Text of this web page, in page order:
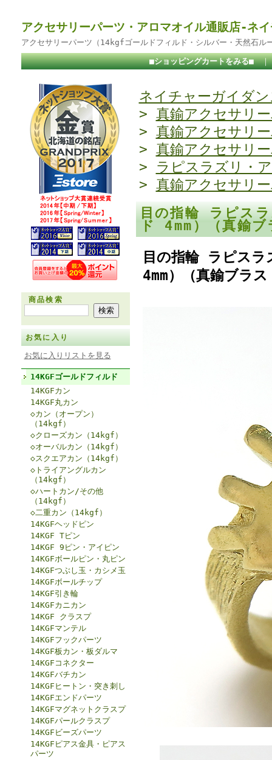
アクセサリーパーツ・アロマオイル通販店-ネ
アクセサリーパーツ（14kgfゴールドフィルド・シルバー・天然石ル
■ショッピングカートをみる■
商品検索
お気に入り
お気に入りリストを見る
14KGFゴールドフィルド
14KGFカン
14KGF丸カン
◇カン（オープン）
（14kgf）
◇クローズカン（14kgf）
◇オーバルカン（14kgf）
◇スクエアカン（14kgf）
◇トライアングルカン
（14kgf）
◇ハートカン/その他
（14kgf）
◇二重カン（14kgf）
14KGFヘッドピン
14KGF Tピン
14KGF 9ピン・アイピン
14KGFボールピン・丸ピン
14KGFつぶし玉・カシメ玉
14KGFボールチップ
14KGF引き輪
14KGFカニカン
14KGF クラスプ
14KGFマンテル
14KGFフックパーツ
14KGF板カン・板ダルマ
14KGFコネクター
14KGFバチカン
14KGFヒートン・突き刺し
14KGFエンドパーツ
14KGFマグネットクラスプ
14KGFパールクラスプ
14KGFビーズパーツ
14KGFピアス金具・ピアス
パーツ
ネイチャーガイダン
> 真鍮アクセサリ
> 真鍮アクセサリ
> 真鍮アクセサリ
> ラピスラズリ・
> 真鍮アクセサリ
目の指輪 ラピス
ド 4mm）（真鍮
目の指輪 ラピス
4mm）（真鍮ブラ